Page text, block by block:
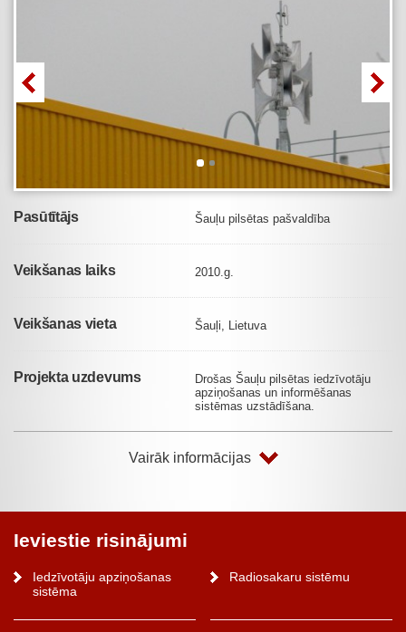
Pasūtītājs Šauļu pilsētas pašvaldība
Veikšanas laiks 2010.g.
Veikšanas vieta Šauļi, Lietuva
Projekta uzdevums
Drošas Šauļu pilsētas iedzīvotāju
apziņošanas un informēšanas
sistēmas uzstādīšana.
Vairāk informācijas
Ieviestie risinājumi
Iedzīvotāju apziņošanas
sistēma
Radiosakaru sistēmu